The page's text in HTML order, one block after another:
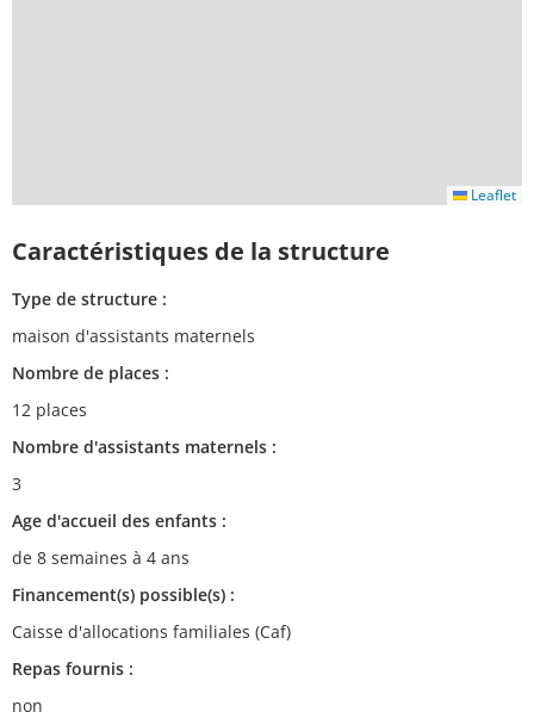
Leaflet
Caractéristiques de la structure
Type de structure :
maison d'assistants maternels
Nombre de places :
12 places
Nombre d'assistants maternels :
3
Age d'accueil des enfants :
de 8 semaines à 4 ans
Financement(s) possible(s) :
Caisse d'allocations familiales (Caf)
Repas fournis :
non